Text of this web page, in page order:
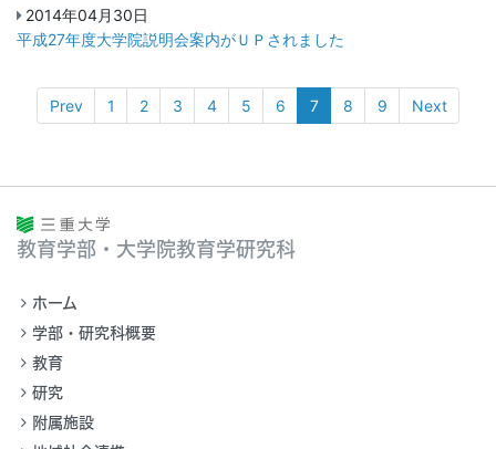
2014年04月30日
平成27年度大学院説明会案内がＵＰされました
Prev 1 2 3 4 5 6 7 8 9 Next
教育学部・大学院教育学研究科
ホーム
学部・研究科概要
教育
研究
附属施設